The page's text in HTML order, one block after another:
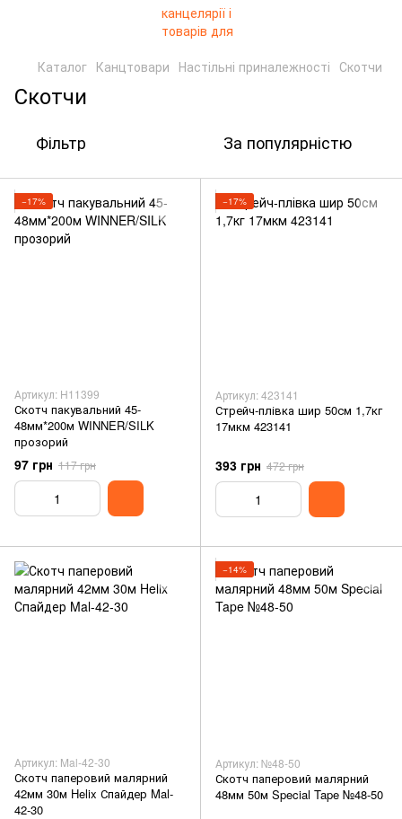
Каталог Канцтовари Настільні приналежності Скотчи
Скотчи
Фільтр За популярністю
−17%
Артикул: H11399
Скотч пакувальний 45-
48мм*200м WINNER/SILK
прозорий
97 грн 117 грн
−17%
Артикул: 423141
Стрейч-плівка шир 50см 1,7кг
17мкм 423141
393 грн 472 грн
Артикул: Mal-42-30
Скотч паперовий малярний
42мм 30м Helix Спайдер Mal-
42-30
−14%
Артикул: №48-50
Скотч паперовий малярний
48мм 50м Special Tape №48-50